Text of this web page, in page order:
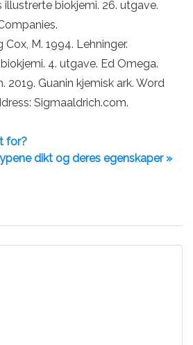
illustrerte biokjemi. 26. utgave.
Cox, M. 1994. Lehninger.
4. utgave. Ed Omega.
2019. Guanin kjemisk ark. Word
Sigmaaldrich.com.
for?
dikt og deres egenskaper »